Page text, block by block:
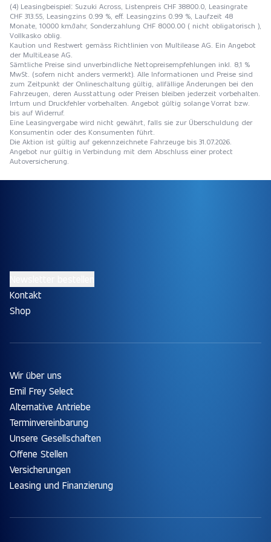
(4) Leasingbeispiel: Suzuki Across, Listenpreis CHF 38800.0, Leasingrate
CHF 313.55, Leasingzins 0.99 %, eff. Leasingzins 0.99 %, Laufzeit 48
Monate, 10000 km/Jahr, Sonderzahlung CHF 8000.00 ( nicht obligatorisch ),
Vollkasko oblig.
Kaution und Restwert gemäss Richtlinien von Multilease AG. Ein Angebot
der MultiLease AG.
Sämtliche Preise sind unverbindliche Nettopreisempfehlungen inkl. 8,1 %
MwSt. (sofern nicht anders vermerkt). Alle Informationen und Preise sind
zum Zeitpunkt der Onlineschaltung gültig, allfällige Änderungen bei den
Fahrzeugen, deren Ausstattung oder Preisen bleiben jederzeit vorbehalten.
Irrtum und Druckfehler vorbehalten. Angebot gültig solange Vorrat bzw.
bis auf Widerruf.
Eine Leasingvergabe wird nicht gewährt, falls sie zur Überschuldung der
Konsumentin oder des Konsumenten führt.
Die Aktion ist gültig auf gekennzeichnete Fahrzeuge bis 31.07.2026.
Angebot nur gültig in Verbindung mit dem Abschluss einer protect
Autoversicherung.
Kontakt
Shop
Wir über uns
Emil Frey Select
Alternative Antriebe
Terminvereinbarung
Unsere Gesellschaften
Offene Stellen
Versicherungen
Leasing und Finanzierung